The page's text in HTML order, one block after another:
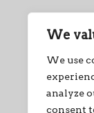
We
We use
analyze
consent